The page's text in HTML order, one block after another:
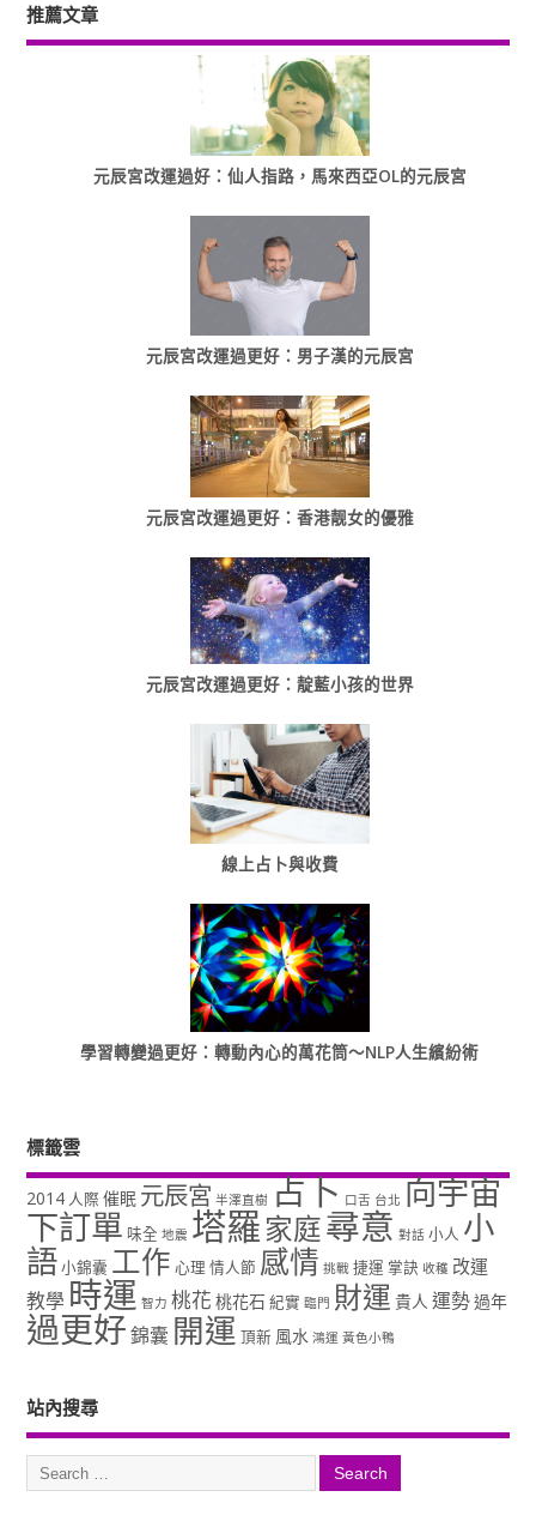
推薦文章
元辰宮改運過好：仙人指路，馬來西亞OL的元辰宮
元辰宮改運過更好：男子漢的元辰宮
元辰宮改運過更好：香港靓女的優雅
元辰宮改運過更好：靛藍小孩的世界
線上占卜與收費
學習轉變過更好：轉動內心的萬花筒～NLP人生繽紛術
標籤雲
2014 人際 催眠 元辰宮 半澤直樹 占卜 口舌 台北 向宇宙
下訂單 味全 地震 塔羅家庭尋意 對話 小人 小
語小錦囊 工作 心理 情人節 感情 挑戰 捷運 掌訣 收穫 改運
教學 時運 智力 桃花 桃花石 紀實 臨門 財運 貴人 運勢過年
過更好錦囊 開運 頂新 風水 鴻運 黃色小鴨
站內搜尋